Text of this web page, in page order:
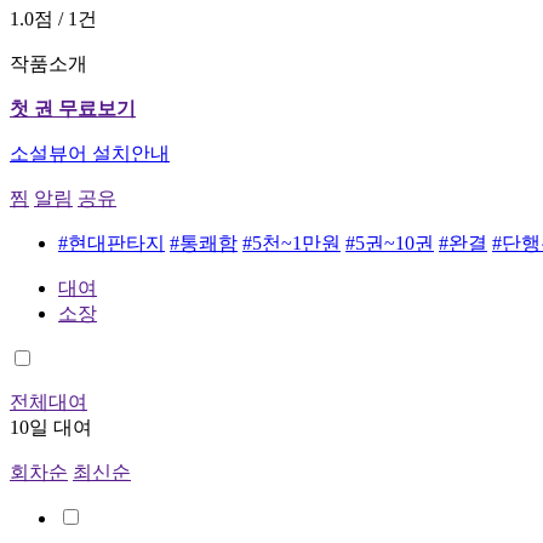
1.0점 / 1건
작품소개
첫 권 무료보기
소설뷰어 설치안내
찜 알림 공유
#현대판타지 #통쾌함 #5천~1만원 #5권~10권 #완결 #단
대여
소장
전체대여
10일 대여
회차순 최신순